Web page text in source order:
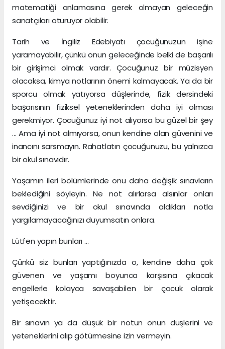
matematiği anlamasına gerek olmayan geleceğin
sanatçıları oturuyor olabilir.
Tarih ve İngiliz Edebiyatı çocuğunuzun işine
yaramayabilir, çünkü onun geleceğinde belki de başarılı
bir girişimci olmak vardır. Çocuğunuz bir müzisyen
olacaksa, kimya notlarının önemi kalmayacak. Ya da bir
sporcu olmak yatıyorsa düşlerinde, fizik dersindeki
başarısının fiziksel yeteneklerinden daha iyi olması
gerekmiyor. Çocuğunuz iyi not alıyorsa bu güzel bir şey
... Ama iyi not almıyorsa, onun kendine olan güvenini ve
inancını sarsmayın. Rahatlatın çocuğunuzu, bu yalnızca
bir okul sınavıdır.
Yaşamın ileri bölümlerinde onu daha değişik sınavların
beklediğini söyleyin. Ne not alırlarsa alsınlar onları
sevdiğinizi ve bir okul sınavında aldıkları notla
yargılamayacağınızı duyumsatın onlara.
Lütfen yapın bunları ...
Çünkü siz bunları yaptığınızda o, kendine daha çok
güvenen ve yaşamı boyunca karşısına çıkacak
engellerle kolayca savaşabilen bir çocuk olarak
yetişecektir.
Bir sınavın ya da düşük bir notun onun düşlerini ve
yeteneklerini alıp götürmesine izin vermeyin.